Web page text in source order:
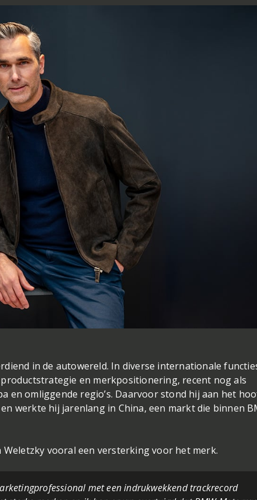
in de autowereld. In diverse internationale
en merkpositionering, recent nog als
en omliggende regio’s. Daarvoor stond hij aan het
werkte hij jarenlang in China, een markt die binnen
Weletzky vooral een versterking voor het merk.
met een indrukwekkend trackrecord